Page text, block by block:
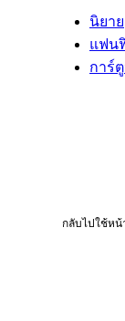
นิยาย
แฟน
การ์
กลับไปใช้หน้